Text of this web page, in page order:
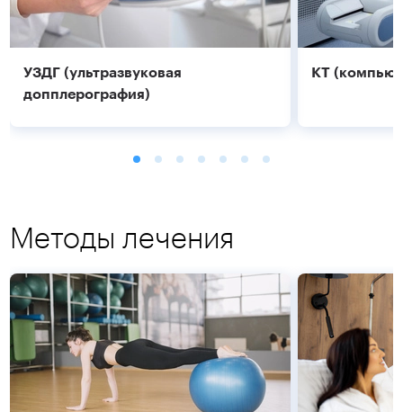
УЗДГ (ультразвуковая
допплерография)
Подробнее
КТ
Подробнее
Методы лечения